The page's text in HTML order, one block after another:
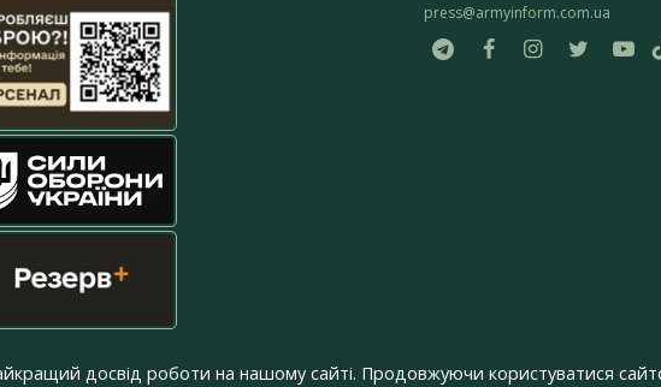
press@armyinform.com.ua
досвід роботи на нашому сайті. Продовжуючи користуватися